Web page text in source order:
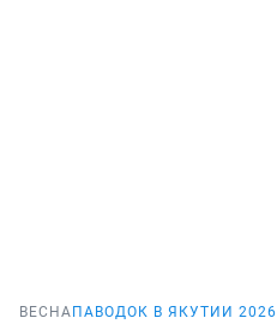
ВЕСНА ПАВОДОК В ЯКУТИИ 2026